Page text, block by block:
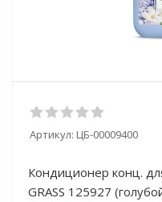
Артикул: ЦБ-00009400
Кондиционер конц.
GRASS 125927